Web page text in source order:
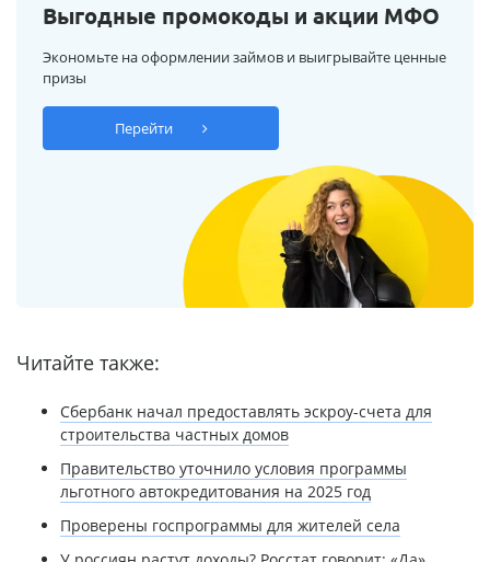
Выгодные промокоды и акции МФО
Экономьте на оформлении займов и выигрывайте ценные
призы
Перейти
Читайте также:
Сбербанк начал предоставлять эскроу-счета для
строительства частных домов
Правительство уточнило условия программы
льготного автокредитования на 2025 год
Проверены госпрограммы для жителей села